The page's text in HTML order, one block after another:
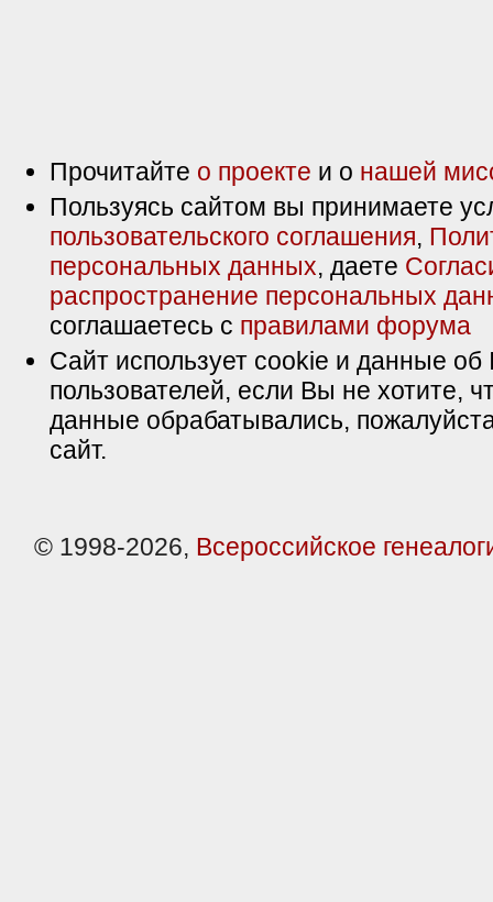
Прочитайте о проекте и о нашей
Пользуясь сайтом вы принимаете
пользовательского соглашения,
персональных данных, даете
распространение персональных
соглашаетесь с правилами форума
Сайт использует cookie и данные об
пользователей, если Вы не хотите,
данные обрабатывались,
сайт.
© 1998-2026, Всероссийское